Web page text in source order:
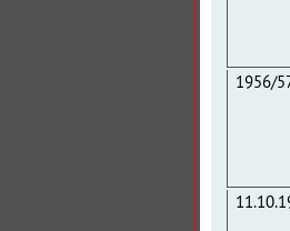
1956/